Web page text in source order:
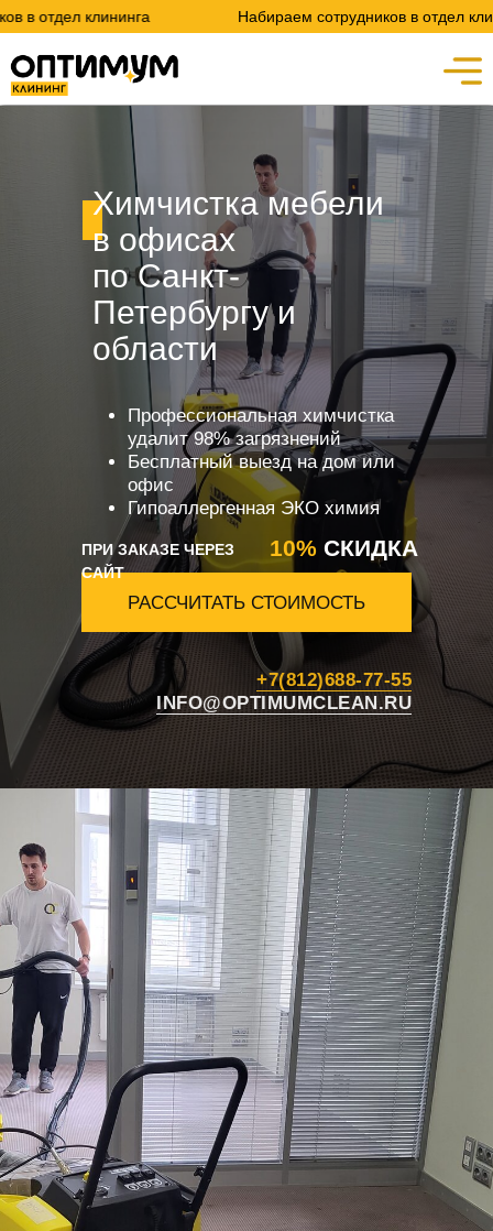
Набираем сотрудников в отдел клининга
+7(812)688-77-55
INFO@OPTIMUMCLEAN.RU
РАССЧИТАТЬ СТОИМОСТЬ
ПРИ ЗАКАЗЕ ЧЕРЕЗ
САЙТ
Профессиональная химчистка
удалит 98% загрязнений
Бесплатный выезд на дом или
офис
Гипоаллергенная ЭКО химия
10% СКИДКА
Химчистка мебели
в офисах
по Санкт-
Петербургу и
области